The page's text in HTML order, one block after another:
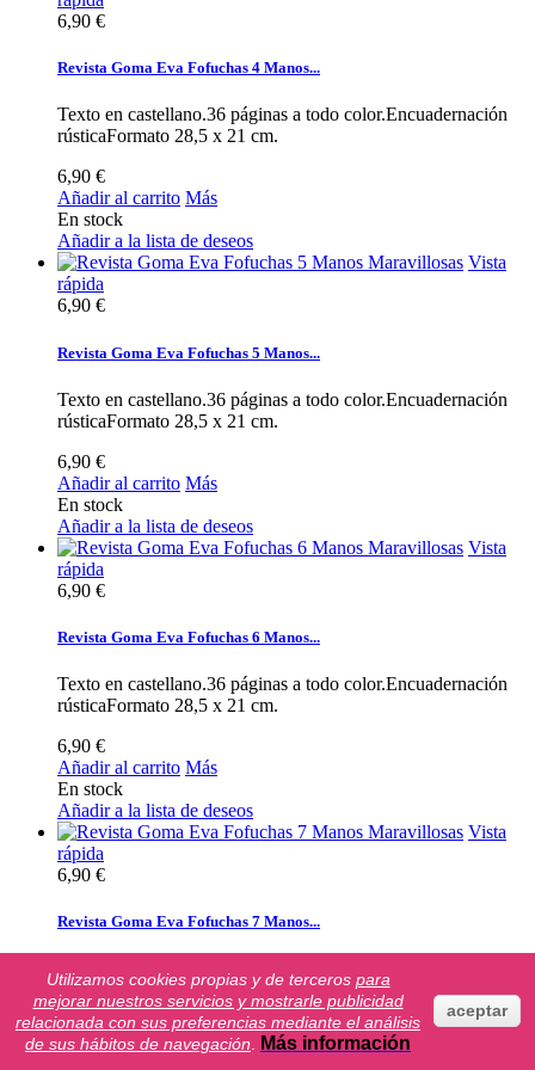
6,90 €
Revista Goma Eva Fofuchas 4 Manos...
Texto en castellano.36 páginas a todo color.Encuadernación
rústicaFormato 28,5 x 21 cm.
6,90 €
Añadir al carrito Más
En stock
Añadir a la lista de deseos
Vista
rápida
6,90 €
Revista Goma Eva Fofuchas 5 Manos...
Texto en castellano.36 páginas a todo color.Encuadernación
rústicaFormato 28,5 x 21 cm.
6,90 €
Añadir al carrito Más
En stock
Añadir a la lista de deseos
Vista
rápida
6,90 €
Revista Goma Eva Fofuchas 6 Manos...
Texto en castellano.36 páginas a todo color.Encuadernación
rústicaFormato 28,5 x 21 cm.
6,90 €
Añadir al carrito Más
En stock
Añadir a la lista de deseos
Vista
rápida
6,90 €
Revista Goma Eva Fofuchas 7 Manos...
Texto en castellano.36 páginas a todo color.Encuadernación
rústicaFormato 28,5 x 21 cm.
6,90 €
Añadir al carrito Más
Utilizamos cookies propias y de terceros para
mejorar nuestros servicios y mostrarle publicidad
relacionada con sus preferencias mediante el análisis
de sus hábitos de navegación
Más información
aceptar